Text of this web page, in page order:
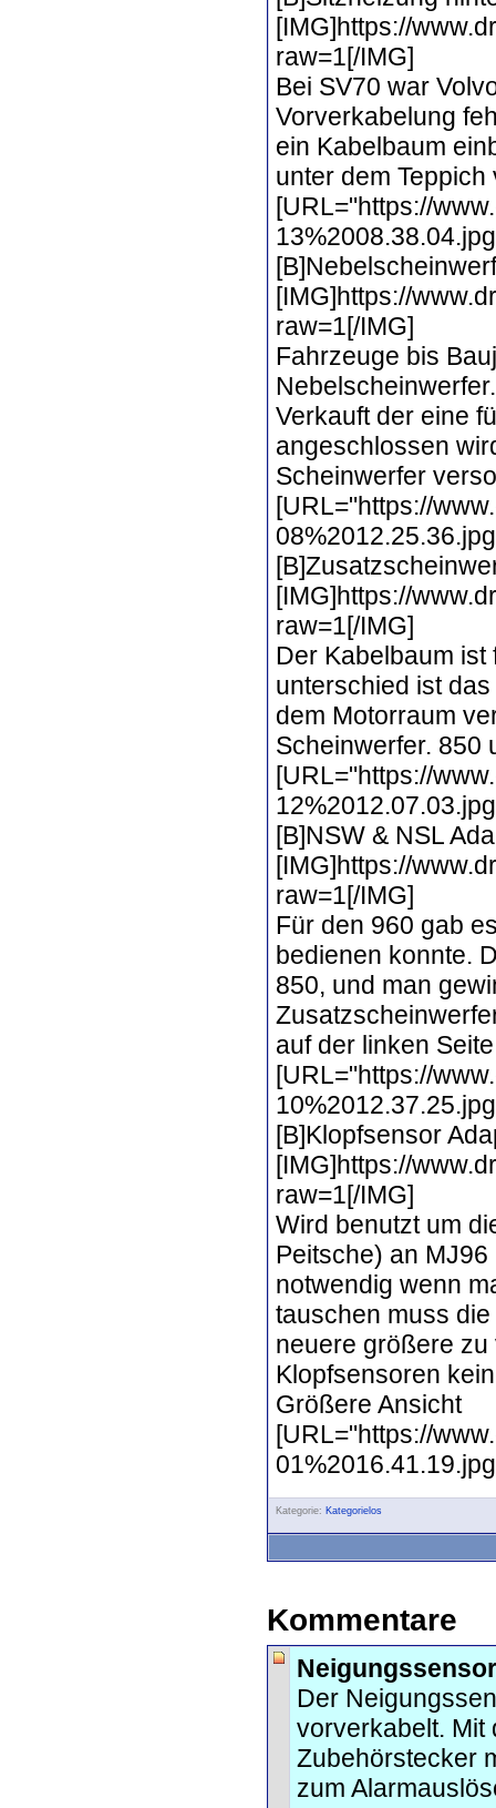
[IMG]https://
raw=1[/IMG]
Bei SV70 war
Vorverkabelung
ein Kabelbaum
unter dem
[URL="https://
[IMG]https://
raw=1[/IMG]
Fahrzeuge bis
Verkauft der eine
angeschlossen
Scheinwerfer
[URL="https://
[IMG]https://
raw=1[/IMG]
Der Kabelbaum ist
unterschied ist
dem Motorraum
Scheinwerfer. 850
[URL="https://
[B]NSW & NSL
[IMG]https://
raw=1[/IMG]
Für den 960 gab
bedienen konnte.
850, und man
auf der linken
[URL="https://
[B]Klopfsensor
[IMG]https://
raw=1[/IMG]
Wird benutzt um
Peitsche) an
notwendig wenn
tauschen muss
neuere größere
Klopfsensoren
Größere Ansicht
[URL="https://
Kategorie: Kategorielos
Kommentare
Der
vorverkabelt. Mit
Zubehörstecker
zum